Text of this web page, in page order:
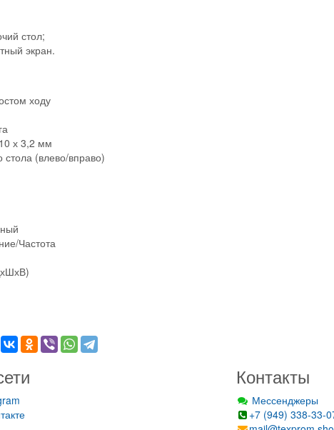
стол;
экран.
ходу
х 3,2 мм
стола (влево/вправо)
Частота
Контакты
Мессенджеры
+7 (949) 338-33-